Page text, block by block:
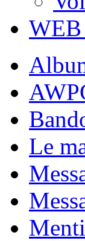
WEB
Le